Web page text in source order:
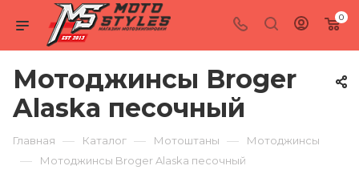
0
Мотоджинсы Broger
Alaska песочный
Главная — Каталог — Мотоштаны — Мотоджинсы
— Мотоджинсы Broger Alaska песочный